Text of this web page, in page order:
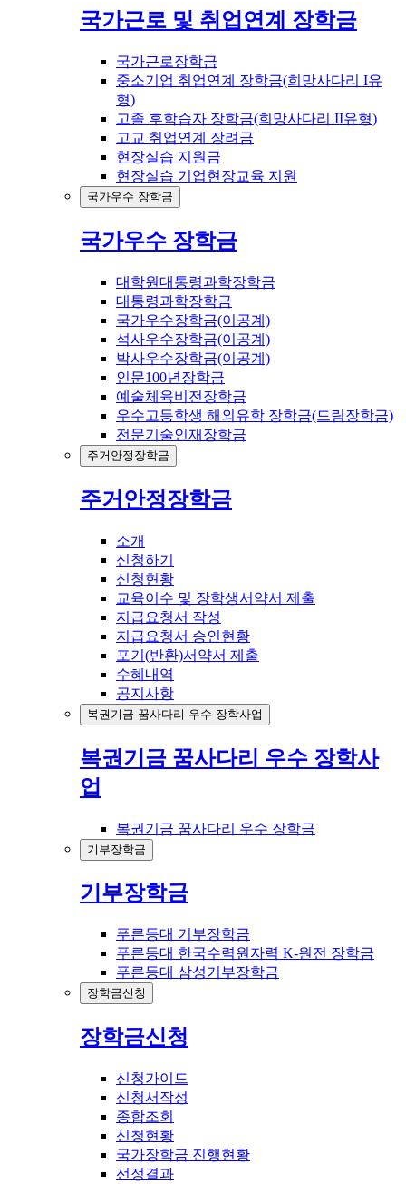
국가근로 및 취업연계 장학금
국가근로장학금
중소기업 취업연계 장학금(희망사다리 I유
형)
고졸 후학습자 장학금(희망사다리 II유형)
고교 취업연계 장려금
현장실습 지원금
현장실습 기업현장교육 지원
국가우수 장학금
국가우수 장학금
대학원대통령과학장학금
대통령과학장학금
국가우수장학금(이공계)
석사우수장학금(이공계)
박사우수장학금(이공계)
인문100년장학금
예술체육비전장학금
우수고등학생 해외유학 장학금(드림장학금)
전문기술인재장학금
주거안정장학금
주거안정장학금
소개
신청하기
신청현황
교육이수 및 장학생서약서 제출
지급요청서 작성
지급요청서 승인현황
포기(반환)서약서 제출
수혜내역
공지사항
복권기금 꿈사다리 우수 장학사업
복권기금 꿈사다리 우수 장학사
업
복권기금 꿈사다리 우수 장학금
기부장학금
기부장학금
푸른등대 기부장학금
푸른등대 한국수력원자력 K-원전 장학금
푸른등대 삼성기부장학금
장학금신청
장학금신청
신청가이드
신청서작성
종합조회
신청현황
국가장학금 진행현황
선정결과